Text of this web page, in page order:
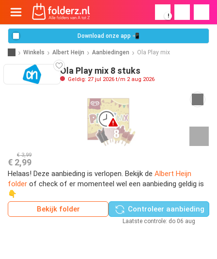
!
Download onze app 📲
Winkels Albert Heijn Aanbiedingen Ola Play mix
Ola Play mix 8 stuks
Geldig: 27 jul 2026 t/m 2 aug 2026
€ 3,99
€ 2,99
Helaas! Deze aanbieding is verlopen. Bekijk de Albert Heijn
folder of check of er momenteel wel een aanbieding geldig is
👇
Bekijk folder
Controleer aanbieding
Laatste controle: do 06 aug